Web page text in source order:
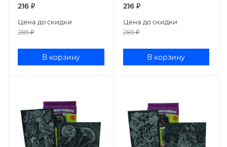
216 ₽
Цена до скидки
285₽
В корзину
216₽
Цена до скидки
285₽
В корзину